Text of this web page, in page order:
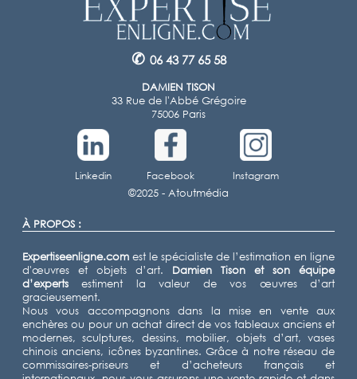
✆ 06 43 77 65 58
DAMIEN TISON
33 Rue de l'Abbé Grégoire
75006 Paris
Linkedin Facebook
Instagram
©2025 - Atoutmédia
À PROPOS :
Expertiseenligne.com est le spécialiste de l’estimation en ligne
d'œuvres et objets d’art. Damien Tison
et son équipe
d’experts estiment la valeur de vos œuvres d’art
gracieusement.
Nous vous accompagnons dans la mise en vente aux
enchères ou pour un achat direct de vos tableaux anciens et
modernes, sculptures, dessins, mobilier, objets d’art, vases
chinois anciens, icônes byzantines. Grâce à notre réseau de
commissaires-priseurs et d’acheteurs français et